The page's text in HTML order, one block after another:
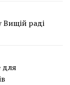
Вищій раді
для